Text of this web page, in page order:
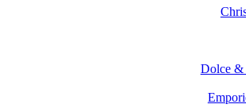
Dolce &